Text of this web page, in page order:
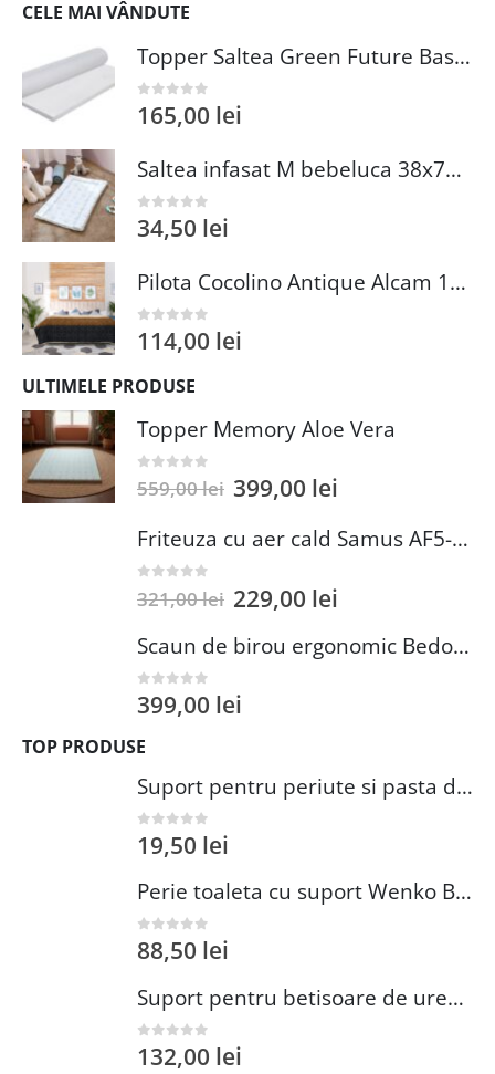
CELE MAI VÂNDUTE
Topper Saltea Green Future Basic Confort 80x190 cm Spuma Poliuretanica Elastica Husa PES 100%
0 out of 5
165,00 lei
Saltea infasat M bebeluca 38x70 cm spuma PVC lavabila pentru confort si siguranta bebelusului
0 out of 5
34,50 lei
Pilota Cocolino Antique Alcam 140x200 cm din Microfibra si Fleece pentru Confort Premium
0 out of 5
114,00 lei
ULTIMELE PRODUSE
Topper Memory Aloe Vera
out of 5
559,00lei 399,00 lei
Friteuza cu aer cald Samus AF5-S1400DW
321,00lei 229,00 lei
Scaun de birou ergonomic Bedora Lotte, Mesh, Negru/Rosu
0 out of 5
399,00 lei
TOP PRODUSE
Suport pentru periute si pasta de dinti Wenko Brasil Petrol 7.3 x 10.3 cm plastic verde inchis
0 out of 5
19,50 lei
Perie toaleta cu suport Wenko Brasil Petrol 10x37 cm plastic verde inchis
0out of 5
88,50 lei
Suport pentru betisoare de urechi si dischete demachiante Wenko 18 cm inox plastic argintiu
0 out of 5
132,00 lei